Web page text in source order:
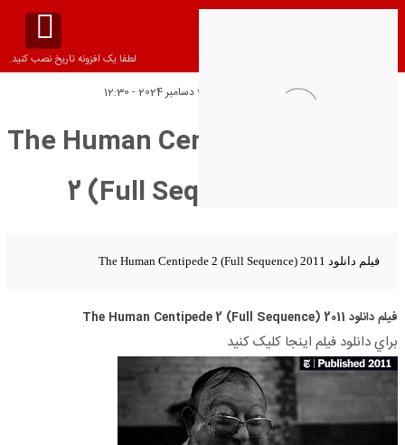
لطفا یک افزونه تاریخ نصب کنید.
تاریخ انتشار:
فیلم دانلود The Human Centipede
2 (Full Sequence) 2011
فیلم دانلود The Human Centipede 2 (Full Sequence) 2011
فیلم دانلود The Human Centipede 2 (Full Sequence) 2011
براي دانلود فيلم اينجا کليک کنيد